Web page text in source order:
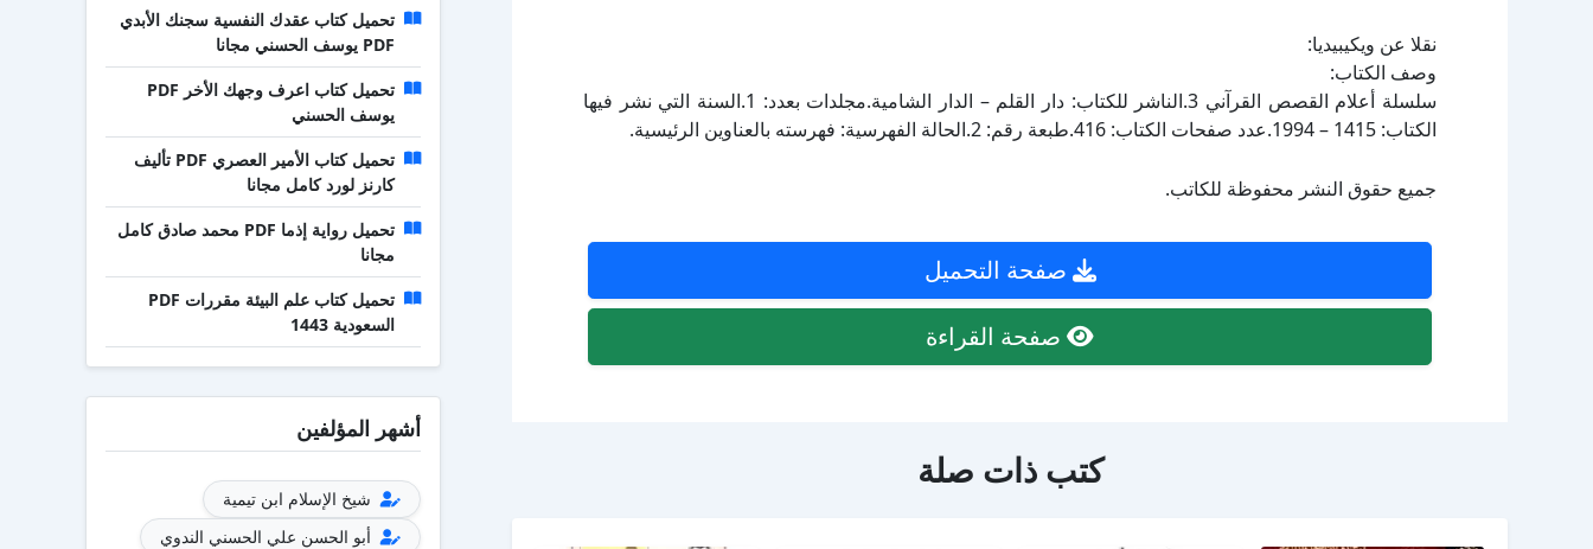
نقلا عن ويكيبيديا:
وصف الكتاب:
سلسلة أعلام القصص القرآني 3.الناشر للكتاب: دار القلم – الدار الشامية.مجلدات بعدد: 1.السنة التي نشر فيها
الكتاب: 1415 – 1994.عدد صفحات الكتاب: 416.طبعة رقم: 2.الحالة الفهرسية: فهرسته بالعناوين الرئيسية.
جميع حقوق النشر محفوظة للكاتب.
صفحة التحميل
صفحة القراءة
كتب ذات صلة
تحميل كتاب عقدك النفسية سجنك الأبدي
PDF يوسف الحسني مجانا
تحميل كتاب اعرف وجهك الأخر PDF
يوسف الحسني
تحميل كتاب الأمير العصري PDF تأليف
كارنز لورد كامل مجانا
تحميل رواية إذما PDF محمد صادق كامل
مجانا
تحميل كتاب علم البيئة مقررات PDF
السعودية 1443
أشهر المؤلفين
شيخ الإسلام ابن تيمية
أبو الحسن علي الحسني الندوي